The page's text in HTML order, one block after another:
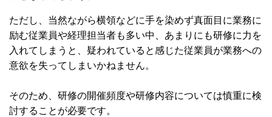
ただし、当然ながら横領などに手を染めず真面目に業務に
励む従業員や経理担当者も多い中、あまりにも研修に力を
入れてしまうと、疑われていると感じた従業員が業務への
意欲を失ってしまいかねません。
そのため、研修の開催頻度や研修内容については慎重に検
討することが必要です。